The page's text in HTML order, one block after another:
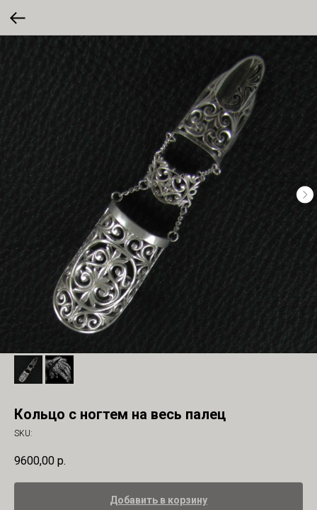
Кольцо с ногтем на весь палец
SKU:
9600,00 р.
Добавить в корзину